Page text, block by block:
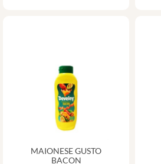
MAIONESE GUSTO
BACON